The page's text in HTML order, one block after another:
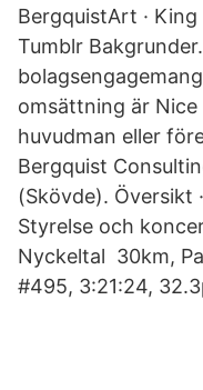
BergquistArt ·
Tumblr
omsättning är
huvudman eller
Bergquist
(Skövde). Översikt
Styrelse och
Nyckeltal​ 30km,
#495, 3:21:24,